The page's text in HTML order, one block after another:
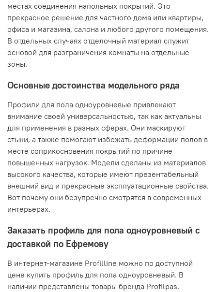
местах соединения напольных покрытий. Это
прекрасное решение для частного дома или квартиры,
офиса и магазина, салона и любого другого помещения.
В отдельных случаях отделочный материал служит
основой для разграничения комнаты на отдельные
зоны.
Основные достоинства модельного ряда
Профили для пола одноуровневые привлекают
внимание своей универсальностью, так как актуальны
для применения в разных сферах. Они маскируют
стыки, а также помогают избежать деформации полов в
месте соприкосновения покрытий по причине
повышенных нагрузок. Модели сделаны из материалов
высокого качества, которые имеют презентабельный
внешний вид и прекрасные эксплуатационные свойства.
Вот почему они безупречно смотрятся в современных
интерьерах.
Заказать профиль для пола одноуровневый с
доставкой по Ефремову
В интернет-магазине Profilline можно по доступной
цене купить профиль для пола одноуровневый. В
наличии представлены товары бренда Profilpas,